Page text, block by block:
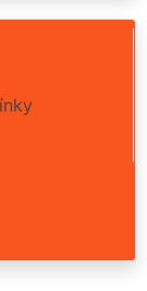
komunikace,
práce úklidu
nám tato
při úklidu
Jste výborně
za